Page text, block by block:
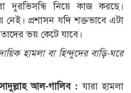
দুরভিসন্ধি নিয়ে কাজ করছে।
নেই। প্রশাসন যদি শক্তভাবে এটা
ভয় কেটে যাবে।
হামলা বা হিন্দুদের বাড়ি-ঘরে
আল-গালিব : যারা হামলা